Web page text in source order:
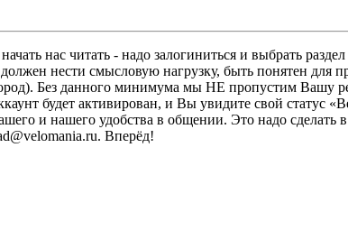
нас читать - надо залогиниться и выбрать
нести смысловую нагрузку, быть понятен
Без данного минимума мы НЕ пропустим Вашу
будет активирован, и Вы увидите свой статус
и нашего удобства в общении. Это надо
Вперёд!